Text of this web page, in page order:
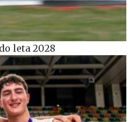
leta 2028